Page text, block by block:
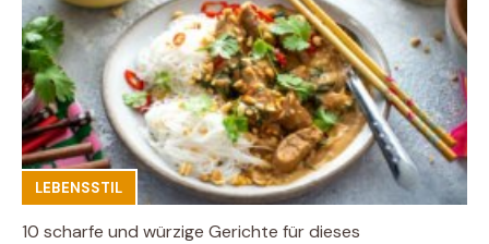
LEBENSSTIL
10 scharfe und würzige Gerichte für dieses